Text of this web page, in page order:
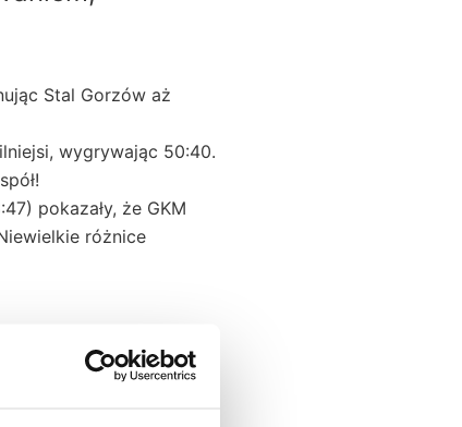
Stal Gorzów aż
wygrywając 50:40.
pokazały, że GKM
różnice